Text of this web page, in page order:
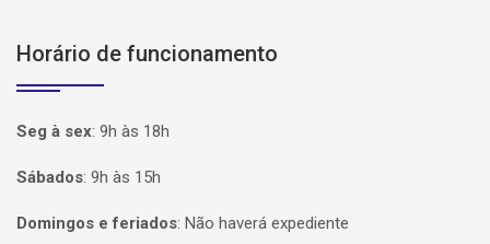
Horário de funcionamento
Seg à sex: 9h às 18h
Sábados: 9h às 15h
Domingos e feriados: Não haverá expediente